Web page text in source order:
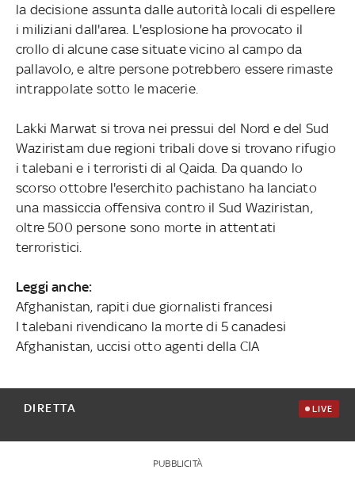
la decisione assunta dalle autorità locali di espellere
i miliziani dall'area. L'esplosione ha provocato il
crollo di alcune case situate vicino al campo da
pallavolo, e altre persone potrebbero essere rimaste
intrappolate sotto le macerie.
Lakki Marwat si trova nei pressui del Nord e del Sud
Waziristam due regioni tribali dove si trovano rifugio
i talebani e i terroristi di al Qaida. Da quando lo
scorso ottobre l'eserchito pachistano ha lanciato
una massiccia offensiva contro il Sud Waziristan,
oltre 500 persone sono morte in attentati
terroristici.
Leggi anche:
Afghanistan, rapiti due giornalisti francesi
I talebani rivendicano la morte di 5 canadesi
Afghanistan, uccisi otto agenti della CIA
DIRETTA LIVE
PUBBLICITÀ